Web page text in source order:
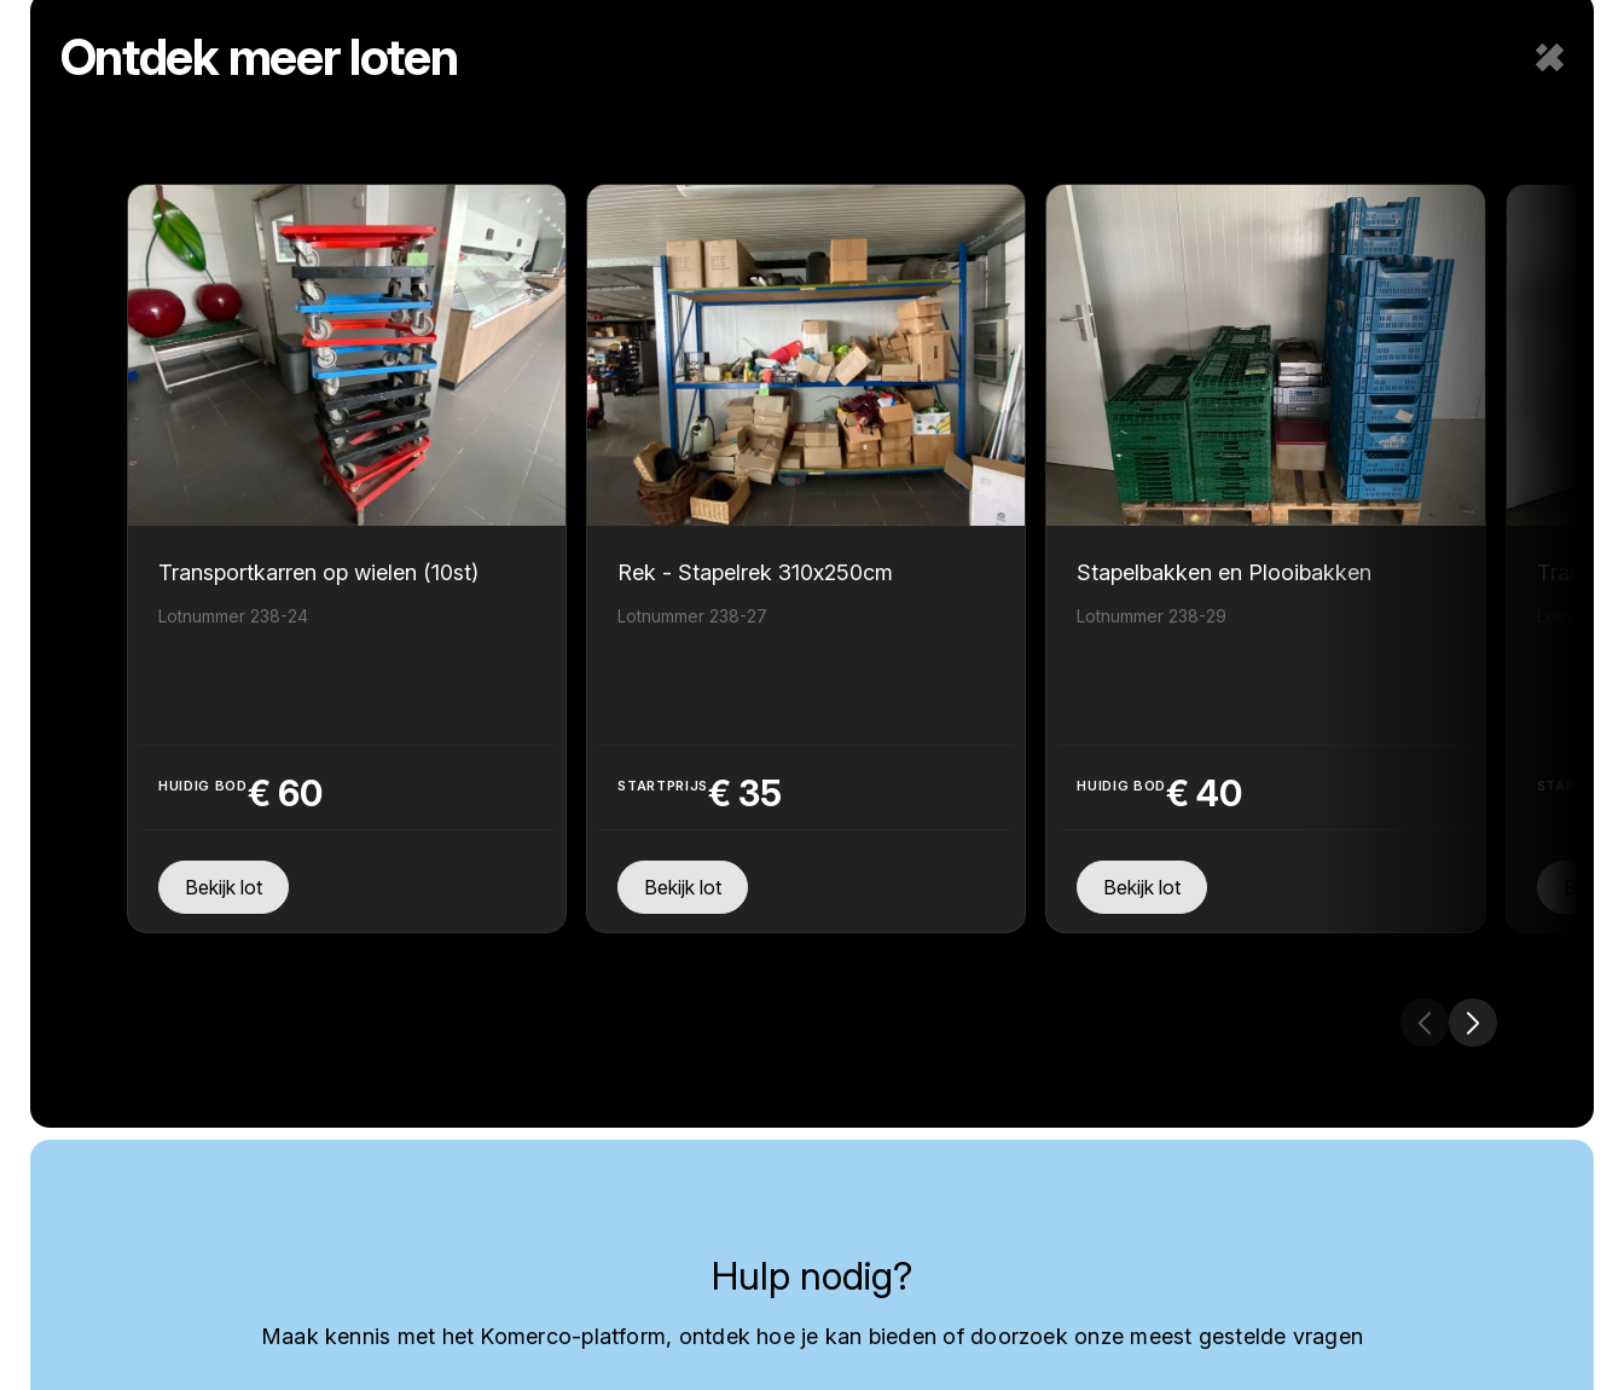
Ontdek meer loten
Transportkarren op wielen (10st)
Lotnummer 238-24
HUIDIG BOD€ 60
Bekijk lot
Rek - Stapelrek 310x250cm
Lotnummer 238-27
STARTPRIJS€ 35
Bekijk lot
Stapelbakken en Plooibakken
Lotnummer 238-29
HUIDIG BOD€40
Bekijk lot
Hulp nodig?
Maak kennis met het Komerco-platform, ontdek hoe je kan bieden of doorzoek onze meest gestelde vragen